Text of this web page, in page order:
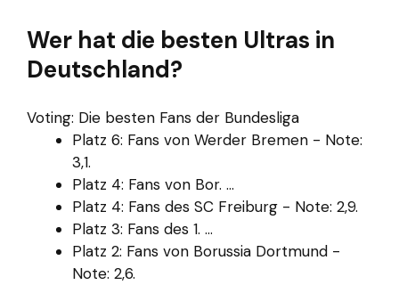
Wer hat die besten Ultras in
Deutschland?
Voting: Die besten Fans der Bundesliga
Platz 6: Fans von Werder Bremen - Note:
3,1.
Platz 4: Fans von Bor. ...
Platz 4: Fans des SC Freiburg - Note: 2,9.
Platz 3: Fans des 1. ...
Platz 2: Fans von Borussia Dortmund -
Note: 2,6.